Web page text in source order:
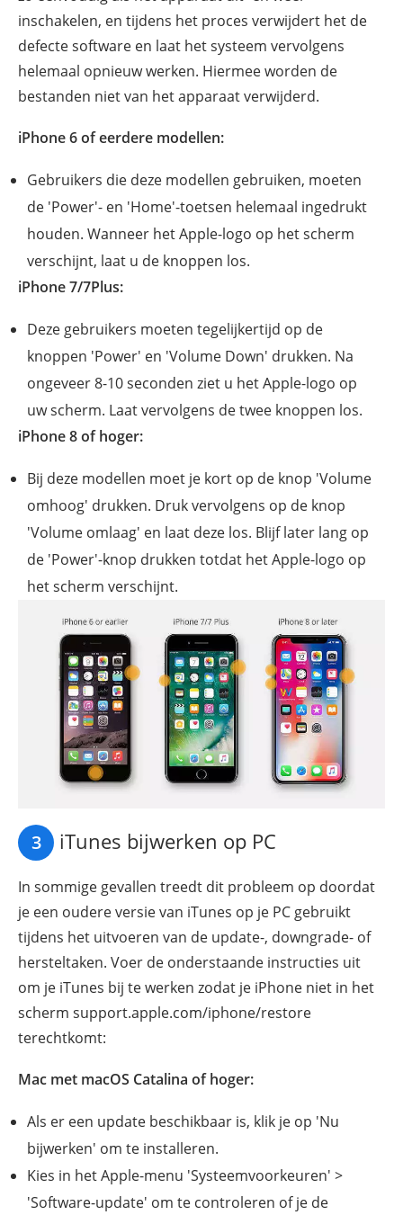
inschakelen, en tijdens het proces verwijdert het de
defecte software en laat het systeem vervolgens
helemaal opnieuw werken. Hiermee worden de
bestanden niet van het apparaat verwijderd.
iPhone 6 of eerdere modellen:
Gebruikers die deze modellen gebruiken, moeten
de 'Power'- en 'Home'-toetsen helemaal ingedrukt
houden. Wanneer het Apple-logo op het scherm
verschijnt, laat u de knoppen los.
iPhone 7/7Plus:
Deze gebruikers moeten tegelijkertijd op de
knoppen 'Power' en 'Volume Down' drukken. Na
ongeveer 8-10 seconden ziet u het Apple-logo op
uw scherm. Laat vervolgens de twee knoppen los.
iPhone 8 of hoger:
Bij deze modellen moet je kort op de knop 'Volume
omhoog' drukken. Druk vervolgens op de knop
'Volume omlaag' en laat deze los. Blijf later lang op
de 'Power'-knop drukken totdat het Apple-logo op
het scherm verschijnt.
3 iTunes bijwerken op PC
In sommige gevallen treedt dit probleem op doordat
je een oudere versie van iTunes op je PC gebruikt
tijdens het uitvoeren van de update-, downgrade- of
hersteltaken. Voer de onderstaande instructies uit
om je iTunes bij te werken zodat je iPhone niet in het
scherm support.apple.com/iphone/restore
terechtkomt:
Mac met macOS Catalina of hoger:
Als er een update beschikbaar is, klik je op 'Nu
bijwerken' om te installeren.
Kies in het Apple-menu 'Systeemvoorkeuren' >
'Software-update' om te controleren of je de